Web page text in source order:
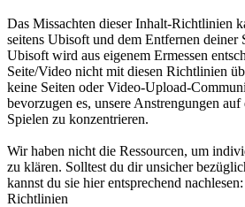
Das Missachten dieser Inhalt-Richtlinien
seitens Ubisoft und dem Entfernen deiner
Ubisoft wird aus eigenem Ermessen
Seite/Video nicht mit diesen Richtlinien
keine Seiten oder Video-Upload-
bevorzugen es, unsere Anstrengungen
Spielen zu konzentrieren.
Wir haben nicht die Ressourcen, um
zu klären. Solltest du dir unsicher
kannst du sie hier entsprechend
Richtlinien